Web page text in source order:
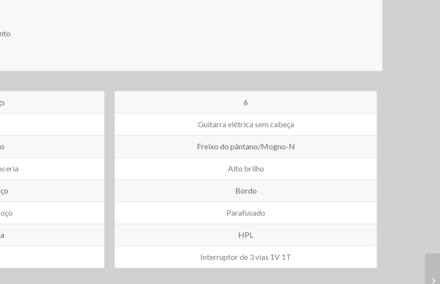
6
Guitarra elétrica sem cabeça
Freixo do pântano/Mogno-N
Alto brilho
Bordo
Parafusado
HPL
Interruptor de 3 vias 1V 1T